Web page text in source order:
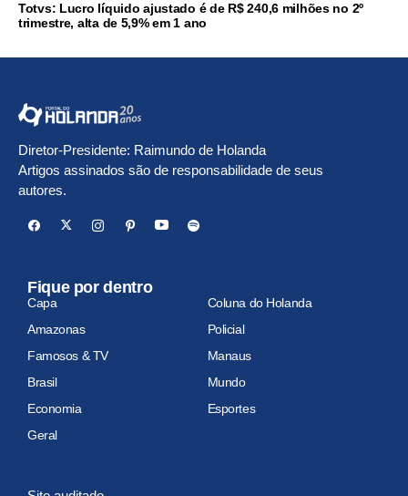
Totvs: Lucro líquido ajustado é de R$ 240,6 milhões no 2º
trimestre, alta de 5,9% em 1 ano
Diretor-Presidente: Raimundo de Holanda
Artigos assinados são de responsabilidade de seus
autores.
Fique por dentro
Capa
Coluna do Holanda
Amazonas
Policial
Famosos & TV
Manaus
Brasil
Mundo
Economia
Esportes
Geral